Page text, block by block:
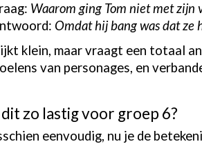
Waarom ging Tom niet met zijn
Omdat hij bang was dat
klein, maar vraagt een totaal
van personages, en
zo lastig voor groep 6?
eenvoudig, nu je de